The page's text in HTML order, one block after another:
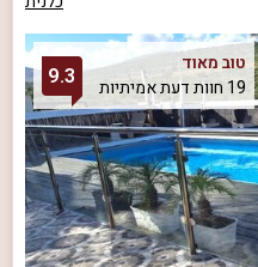
טוב מאוד
19 חוות דעת אמיתיות
9.3